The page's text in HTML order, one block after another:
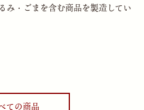
・ごまを含む商品を製造してい
ての商品